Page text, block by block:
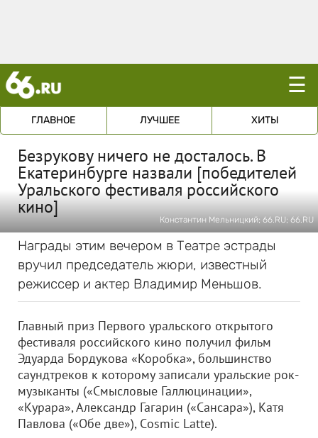
☰
ГЛАВНОЕ ЛУЧШЕЕ ХИТЫ
Безрукову ничего не досталось. В
Екатеринбурге назвали [победителей
Уральского фестиваля российского
кино]
Константин Мельницкий; 66.RU; 66.RU
Награды этим вечером в Театре эстрады
вручил председатель жюри, известный
режиссер и актер Владимир Меньшов.
Главный приз Первого уральского открытого
фестиваля российского кино получил фильм
Эдуарда Бордукова «Коробка», большинство
саундтреков к которому записали уральские рок-
музыканты («Смысловые Галлюцинации»,
«Курара», Александр Гагарин («Сансара»), Катя
Павлова («Обе две»), Сosmic Latte).